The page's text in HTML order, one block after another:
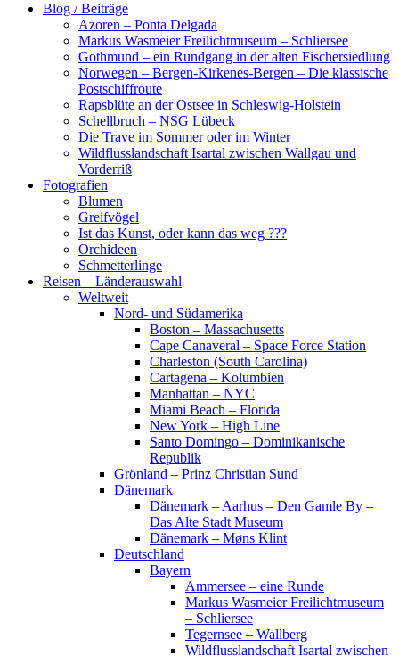
Blog / Beiträge
Azoren – Ponta Delgada
Markus Wasmeier Freilichtmuseum – Schliersee
Gothmund – ein Rundgang in der alten Fischersiedlung
Norwegen – Bergen-Kirkenes-Bergen – Die klassische
Postschiffroute
Rapsblüte an der Ostsee in Schleswig-Holstein
Schellbruch – NSG Lübeck
Die Trave im Sommer oder im Winter
Wildflusslandschaft Isartal zwischen Wallgau und
Vorderriß
Fotografien
Blumen
Greifvögel
Ist das Kunst, oder kann das weg ???
Orchideen
Schmetterlinge
Reisen – Länderauswahl
Weltweit
Nord- und Südamerika
Boston – Massachusetts
Cape Canaveral – Space Force Station
Charleston (South Carolina)
Cartagena – Kolumbien
Manhattan – NYC
Miami Beach – Florida
New York – High Line
Santo Domingo – Dominikanische
Republik
Grönland – Prinz Christian Sund
Dänemark
Dänemark – Aarhus – Den Gamle By –
Das Alte Stadt Museum
Dänemark – Møns Klint
Deutschland
Bayern
Ammersee – eine Runde
Markus Wasmeier Freilichtmuseum
– Schliersee
Tegernsee – Wallberg
Wildflusslandschaft Isartal zwischen